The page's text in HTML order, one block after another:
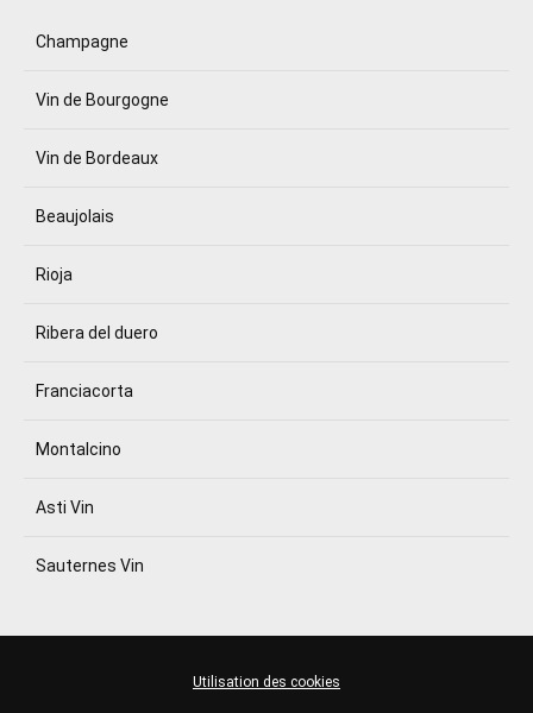
Champagne
Vin de Bourgogne
Vin de Bordeaux
Beaujolais
Rioja
Ribera del duero
Franciacorta
Montalcino
Asti Vin
Sauternes Vin
Utilisation des cookies